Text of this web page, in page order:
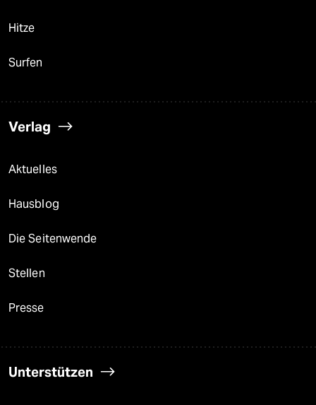
Hitze
Surfen
Verlag
Aktuelles
Hausblog
Die Seitenwende
Stellen
Presse
Unterstützen